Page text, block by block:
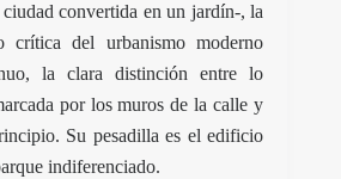
convertida en un jardín-, la
crítica del urbanismo moderno
la clara distinción entre lo
por los muros de la calle y
Su pesadilla es el edificio
indiferenciado.